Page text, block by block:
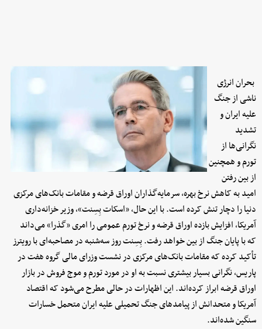
بحران انرژی
ناشی از جنگ
علیه ایران و
تشدید
نگرانی‌ها از
تورم و همچنین
از بین رفتن
امید به کاهش نرخ بهره، سرمایه‌گذاران اوراق قرضه و مقامات بانک‌های مرکزی
دنیا را دچار تنش کرده است. با این حال، «اسکات بِسِنت»، وزیر خزانه‌داری
آمریکا، افزایش بازده اوراق قرضه و نرخ تورم عمومی را امری «گذرا» می‌داند
که با پایان جنگ از بین خواهد رفت. بِسِنت روز سه‌شنبه در مصاحبه‌ای با رویترز
تأکید کرده که مقامات بانک‌های مرکزی در نشست وزرای مالی گروه هفت در
پاریس، نگرانی بسیار بیشتری نسبت به او در مورد تورم و موج فروش در بازار
اوراق قرضه ابراز کرده‌اند. این اظهارات در حالی مطرح می‌شود که اقتصاد
آمریکا و متحدانش از پیامدهای جنگ تحمیلی علیه ایران متحمل خسارات
سنگین شده‌اند.